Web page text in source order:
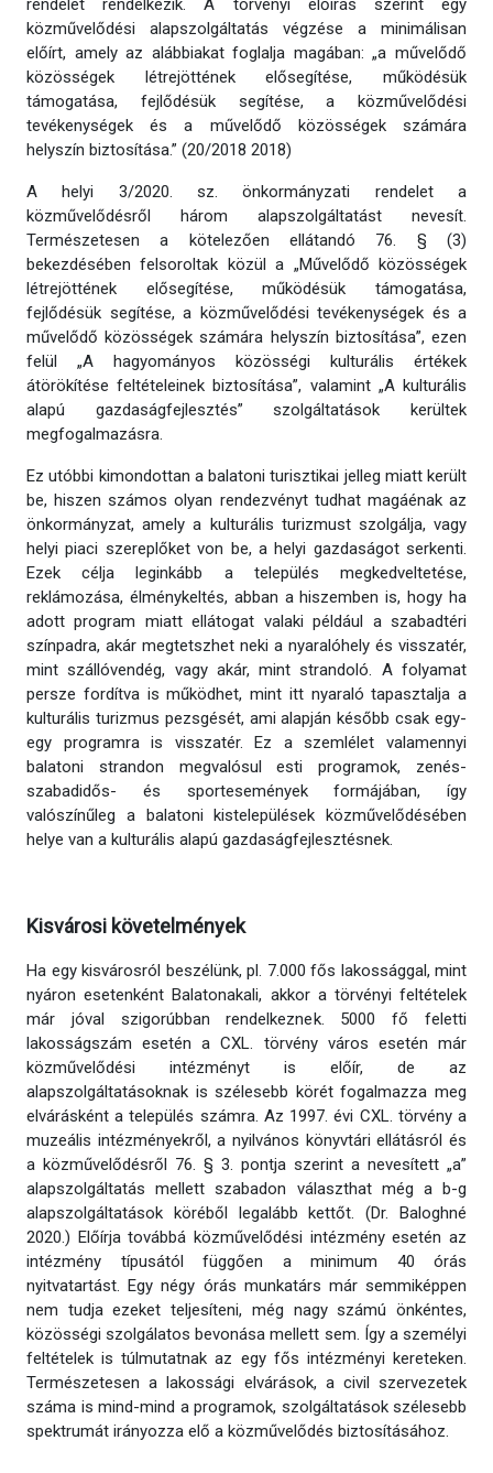
közművelődési alapszolgáltatás végzése a minimálisan
előírt, amely az alábbiakat foglalja magában: „a művelődő
közösségek létrejöttének elősegítése, működésük
támogatása, fejlődésük segítése, a közművelődési
tevékenységek és a művelődő közösségek számára
helyszín biztosítása.” (20/2018 2018)
A helyi 3/2020. sz. önkormányzati rendelet a
közművelődésről három alapszolgáltatást nevesít.
Természetesen a kötelezően ellátandó 76. § (3)
bekezdésében felsoroltak közül a „Művelődő közösségek
létrejöttének elősegítése, működésük támogatása,
fejlődésük segítése, a közművelődési tevékenységek és a
művelődő közösségek számára helyszín biztosítása”, ezen
felül „A hagyományos közösségi kulturális értékek
átörökítése feltételeinek biztosítása”, valamint „A kulturális
alapú gazdaságfejlesztés” szolgáltatások kerültek
megfogalmazásra.
Ez utóbbi kimondottan a balatoni turisztikai jelleg miatt került
be, hiszen számos olyan rendezvényt tudhat magáénak az
önkormányzat, amely a kulturális turizmust szolgálja, vagy
helyi piaci szereplőket von be, a helyi gazdaságot serkenti.
Ezek célja leginkább a település megkedveltetése,
reklámozása, élménykeltés, abban a hiszemben is, hogy ha
adott program miatt ellátogat valaki például a szabadtéri
színpadra, akár megtetszhet neki a nyaralóhely és visszatér,
mint szállóvendég, vagy akár, mint strandoló. A folyamat
persze fordítva is működhet, mint itt nyaraló tapasztalja a
kulturális turizmus pezsgését, ami alapján később csak egy-
egy programra is visszatér. Ez a szemlélet valamennyi
balatoni strandon megvalósul esti programok, zenés-
szabadidős- és sportesemények formájában, így
valószínűleg a balatoni kistelepülések közművelődésében
helye van a kulturális alapú gazdaságfejlesztésnek.
Kisvárosi követelmények
Ha egy kisvárosról beszélünk, pl. 7.000 fős lakossággal, mint
nyáron esetenként Balatonakali, akkor a törvényi feltételek
már jóval szigorúbban rendelkeznek. 5000 fő feletti
lakosságszám esetén a CXL. törvény város esetén már
közművelődési intézményt is előír, de az
alapszolgáltatásoknak is szélesebb körét fogalmazza meg
elvárásként a település számra. Az 1997. évi CXL. törvény a
muzeális intézményekről, a nyilvános könyvtári ellátásról és
a közművelődésről 76. § 3. pontja szerint a nevesített „a”
alapszolgáltatás mellett szabadon választhat még a b-g
alapszolgáltatások köréből legalább kettőt. (Dr. Baloghné
2020.) Előírja továbbá közművelődési intézmény esetén az
intézmény típusától függően a minimum 40 órás
nyitvatartást. Egy négy órás munkatárs már semmiképpen
nem tudja ezeket teljesíteni, még nagy számú önkéntes,
közösségi szolgálatos bevonása mellett sem. Így a személyi
feltételek is túlmutatnak az egy fős intézményi kereteken.
Természetesen a lakossági elvárások, a civil szervezetek
száma is mind-mind a programok, szolgáltatások szélesebb
spektrumát irányozza elő a közművelődés biztosításához.